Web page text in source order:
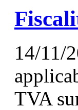
14/11/
TVA